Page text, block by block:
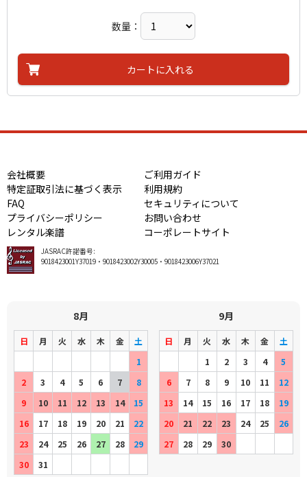
数量：
カートに入れる
会社概要
ご利用ガイド
特定証取引法に基づく表示
利用規約
FAQ
セキュリティについて
プライバシーポリシー
お問い合わせ
レンタル楽譜
コーポレートサイト
JASRAC許諾番号:
9018423001Y37019・9018423002Y30005・9018423006Y37021
8月
日 月 火 水 木 金
土
1
2
3 4 5 6 7
8
9
10 11 12 13 14
15
16
17 18 19 20 21
22
23
24 25 26 27 28
29
30
31
9月
日 月 火 水 木 金
土
1
2 3 4
5
6
7 8 9 10 11
12
13
14 15 16 17 18
19
20
21 22 23 24 25
26
27
28 29 30